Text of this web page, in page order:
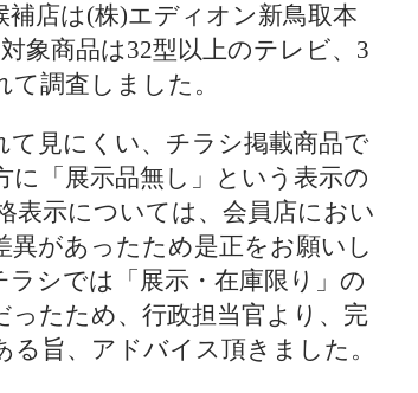
店は(株)エディオン新鳥取本
象商品は32型以上のテレビ、3
調査しました。
て見にくい、チラシ掲載商品で
「展示品無し」という表示の
表示については、会員店におい
があったため是正をお願いし
シでは「展示・在庫限り」の
たため、行政担当官より、完
旨、アドバイス頂きました。